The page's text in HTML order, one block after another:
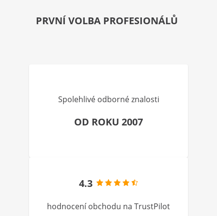
PRVNÍ VOLBA PROFESIONÁLŮ
Spolehlivé odborné znalosti
OD ROKU 2007
4.3
hodnocení obchodu na TrustPilot